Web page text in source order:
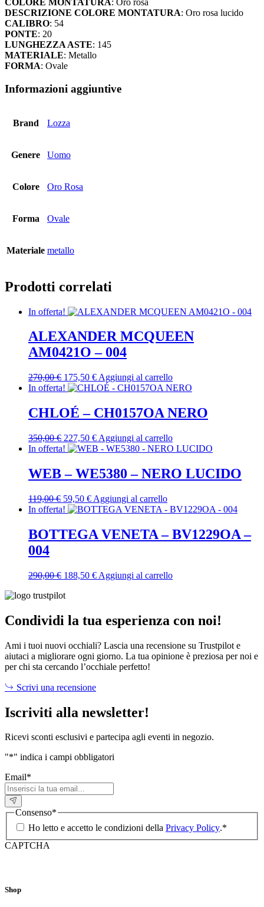
quantità
COLORE MONTATURA: Oro rosa
DESCRIZIONE COLORE MONTATURA: Oro rosa lucido
CALIBRO: 54
PONTE: 20
LUNGHEZZA ASTE: 145
MATERIALE: Metallo
FORMA: Ovale
Informazioni aggiuntive
Brand Lozza
Genere Uomo
Colore Oro Rosa
Forma Ovale
Materiale metallo
Prodotti correlati
In offerta!
ALEXANDER MCQUEEN
AM0421O – 004
270,00€ Il
prezzo
era:
270,00 €.
175,50 €Il
prezzo
è:
175,50 €.
Aggiungi al carrello
In offerta!
CHLOÉ – CH0157OA NERO
350,00€ Il
prezzo
era:
350,00 €.
227,50 €Il
prezzo
è:
227,50 €.
Aggiungi al carrello
In offerta!
WEB – WE5380 – NERO LUCIDO
119,00€ Il
prezzo
era:
119,00 €.
59,50 €Il
prezzo
è:
59,50 €.
Aggiungi al carrello
In offerta!
BOTTEGA VENETA – BV1229OA –
004
290,00€ Il
originale
290,00 €.
188,50 €Il
188,50 €.
Aggiungi al carrello
Condividi la tua esperienza con noi!
Ami i tuoi nuovi occhiali? Lascia una recensione su Trustpilot e
aiutaci a migliorare ogni giorno. La tua opinione è preziosa per noi e
per chi sta cercando l’occhiale perfetto!
Scrivi una recensione
Iscriviti alla newsletter!
Ricevi sconti esclusivi e partecipa agli eventi in negozio.
"*" indica i campi obbligatori
Email*
Consenso*
Ho letto e accetto le condizioni della Privacy Policy.*
CAPTCHA
Shop